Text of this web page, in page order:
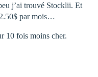
j’ai trouvé Stocklii. Et
par mois…
10 fois moins cher.